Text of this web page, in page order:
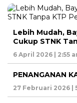
Lebih Mudah,
Cukup STNK
6 April 2026 | 2:55
PENANGANAN
27 Februari 2026 |